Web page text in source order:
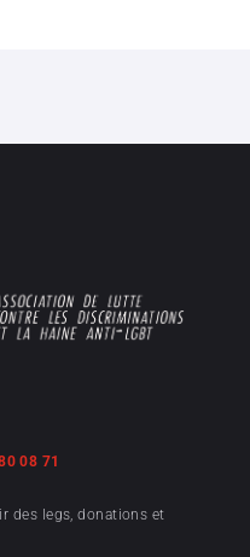
08 71
des legs, donations et